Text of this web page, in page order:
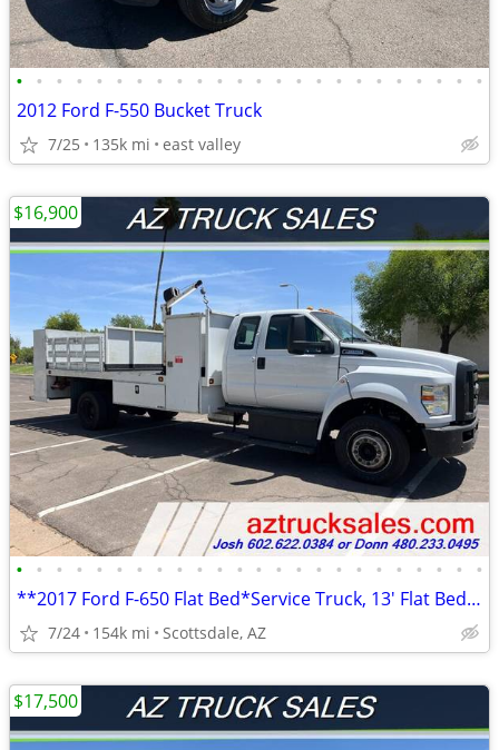
• • • • • • • • • • • • • • • • • • • • • • • •
2012 Ford F-550 Bucket Truck
7/25 135k mi east valley
• • • • • • • • • • • • • • • • • • • • • • • •
**2017 Ford F-650 Flat Bed*Service Truck, 13' Flat Bed*6.8L V10 Engi
7/24 154k mi Scottsdale, AZ
$16,900
$17,500